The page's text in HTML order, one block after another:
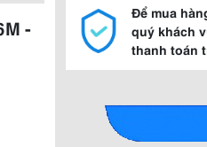
-
Để mua
quý khách
thanh toán